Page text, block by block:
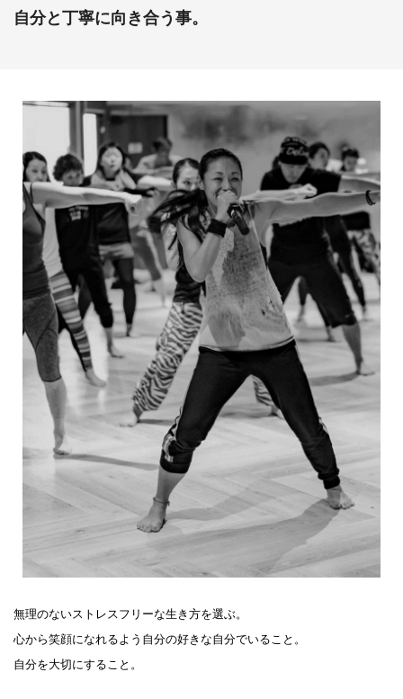
自分と丁寧に向き合う事。
無理のないストレスフリーな生き方を選ぶ。
心から笑顔になれるよう自分の好きな自分でいること。
自分を大切にすること。